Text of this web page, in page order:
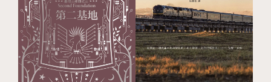
○○六年十二月出版《遺失的哈達：許悔之有聲詩
集》；英譯詩集Book of Reincarnation、三人合集
《台灣現代詩II》之日譯詩集等詩作外譯，並與馬悅然
（N.G.D. Malmqvist）、奚密（Michelle Yeh）合編
《航向福爾摩莎：詩想臺灣》（Sailing to Formosa:
許尼歐
敬畏的力量
暖食餐桌，Eric出新書！
看見自己
記憶之光──孫翼華畫作